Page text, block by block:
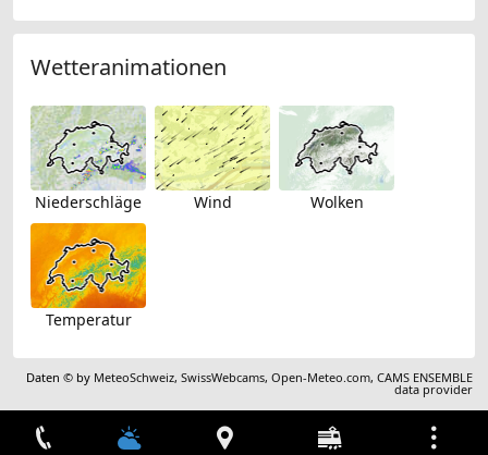
Wetteranimationen
Niederschläge Wind Wolken
Temperatur
Daten © by MeteoSchweiz,SwissWebcams,Open-Meteo.com,CAMS ENSEMBLE
data provider